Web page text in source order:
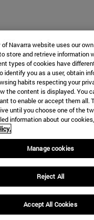
Navarra website uses our
store and retrieve information
types of cookies have
identify you as a user, obtain
habits respecting your
the content is displayed. You
to enable or accept them all.
until you choose one of the
information about our
Manage cookies
Reject All
Accept All Cookies